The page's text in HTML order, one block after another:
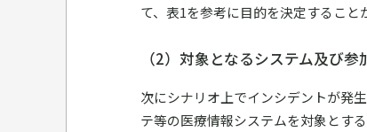
て、表1を参考に目的を決定すること
（2）対象となるシステム及び参
次にシナリオ上でインシデントが発
テ等の医療情報システムを対象とす